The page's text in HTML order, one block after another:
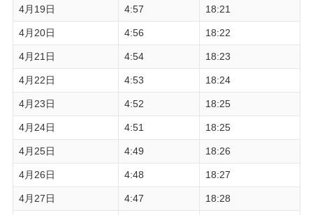
4月19日 4:57 18:21
4月20日 4:56 18:22
4月21日 4:54 18:23
4月22日 4:53 18:24
4月23日 4:52 18:25
4月24日 4:51 18:25
4月25日 4:49 18:26
4月26日 4:48 18:27
4月27日 4:47 18:28